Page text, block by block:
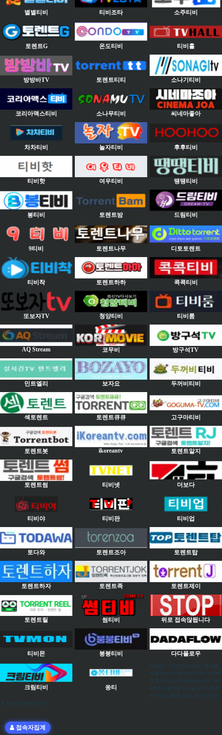
별별티비 티비조타 소주티비
토렌트G 온도티비 티비홀
방방바TV 토렌트티티 소나기티비
코리아맥스티비 소나무티비 씨네마좋아
차차티비 놀자티비 후후티비
티비핫 여우티비 땡땡티비
봉티비 토렌트밤 드림티비
9티비 토렌트나무 디토토렌트
티비착 토렌트하하 콕콕티비
또보자TV 청양티비 티비룸
AQ Stream 코무비 방구석TV
민트엘리 보자요 두꺼비티비
섹토렌트 토렌트큐큐 고구마티비
토렌트봇 ikoreantv 토렌트알지
토렌트썸 티비넷 더보다
티비야 티비판 티비업
토다와 토렌트조아 토렌트탑
토렌트하자 토렌트족 토렌트제이
토렌트릴 썸티비 뒤로 접속않됩니다
티비몬 붕붕티비 다다플로우
크림티비 쏭티
#다음드 #모아썹 #오케이툰 #블
랙툰 #누누티비 #티비위키 #먹튀
검증 #주소모아 #18moa #여기여
#주소모음 #링크모음 #주소박스
#싹모아 #웹툰 #다시보기 #토렌
트 #최신영화 #드라마
접속자집계